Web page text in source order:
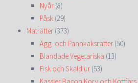
Nyår (8)
Påsk (29)
Maträtter (373)
Ägg- och Pannkaksrätter (50)
Blandade Vegetariska (13)
Fisk och Skaldjur (53)
Kassler Bacon Korv och Köttfärs